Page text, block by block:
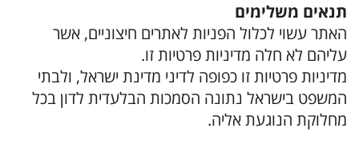
תנאים משלימים
האתר עשוי לכלול הפניות לאתרים חיצוניים, אשר
עליהם לא חלה מדיניות פרטיות זו.
מדיניות פרטיות זו כפופה לדיני מדינת ישראל, ולבתי
המשפט בישראל נתונה הסמכות הבלעדית לדון בכל
מחלוקת הנוגעת אליה.